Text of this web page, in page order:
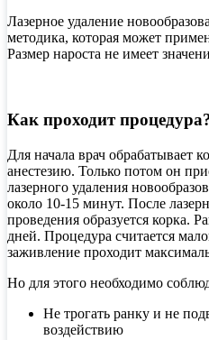
Лазерное удаление
методика, которая может
Размер нароста не имеет
Как проходит
Для начала врач обрабатывает
анестезию. Только потом он
лазерного удаления
около 10-15 минут. После
проведения образуется корка.
дней. Процедура считается
заживление проходит
Но для этого необходимо
Не трогать ранку и не
воздействию